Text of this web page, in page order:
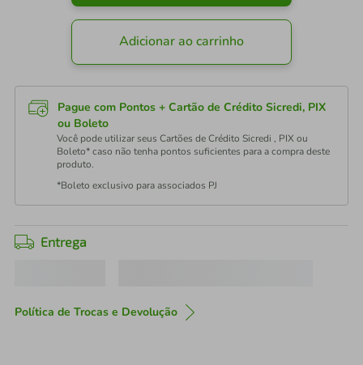
Adicionar ao carrinho
Pague com Pontos + Cartão de Crédito Sicredi, PIX
ou Boleto
Você pode utilizar seus Cartões de Crédito Sicredi , PIX ou
Boleto* caso não tenha pontos suficientes para a compra deste
produto.
*Boleto exclusivo para associados PJ
Entrega
Política de Trocas e Devolução